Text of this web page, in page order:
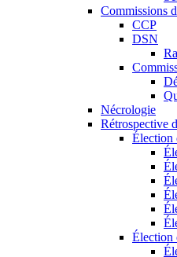
Commissions
CCP
DSN
Nécrologie
Rétrospective
Élection
Élection